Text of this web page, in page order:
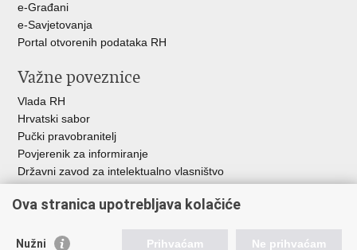
e-Građani
e-Savjetovanja
Portal otvorenih podataka RH
Važne poveznice
Vlada RH
Hrvatski sabor
Pučki pravobranitelj
Povjerenik za informiranje
Državni zavod za intelektualno vlasništvo
HAKOM
Ostale poveznice
Ova stranica upotrebljava kolačiće
Nužni Prihvaćam Ne prihvaćam